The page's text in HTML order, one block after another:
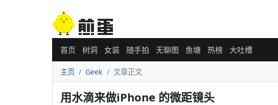
首页 树洞 女装 随手拍 无聊图 鱼塘 热榜 大吐槽
主页 Geek 文章正文
用水滴来做iPhone 的微距镜头